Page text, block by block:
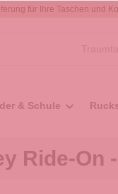
für Ihre Taschen und
& Schule
Ride-On